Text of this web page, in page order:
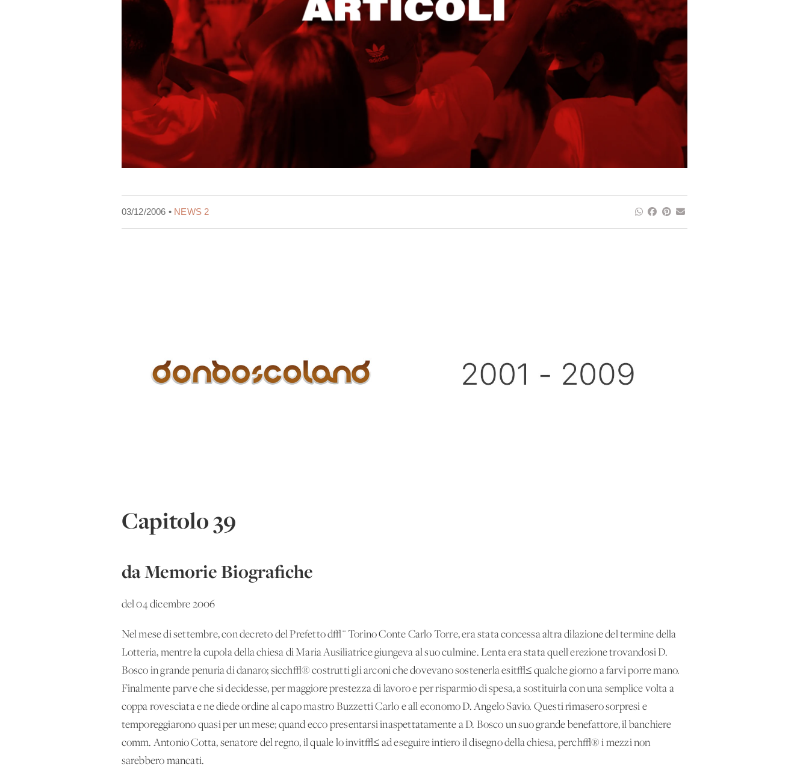
03/12/2006 • NEWS 2
Capitolo 39
da Memorie Biografiche
del 04 dicembre 2006
Nel mese di settembre, con decreto del Prefetto d√¨ Torino Conte Carlo Torre, era stata concessa altra dilazione del termine della
Lotteria, mentre la cupola della chiesa di Maria Ausiliatrice giungeva al suo culmine. Lenta era stata quell'erezione trovandosi D.
Bosco in grande penuria di danaro; sicch√® costrutti gli arconi che dovevano sostenerla esit√≤ qualche giorno a farvi porre mano.
Finalmente parve che si decidesse, per maggiore prestezza di lavoro e per risparmio di spesa, a sostituirla con una semplice volta a
coppa rovesciata e ne diede ordine al capo mastro Buzzetti Carlo e all'economo D. Angelo Savio. Questi rimasero sorpresi e
temporeggiarono quasi per un mese; quand'ecco presentarsi inaspettatamente a D. Bosco un suo grande benefattore, il banchiere
comm. Antonio Cotta, senatore del regno, il quale lo invit√≤ ad eseguire intiero il disegno della chiesa, perch√® i mezzi non
sarebbero mancati.